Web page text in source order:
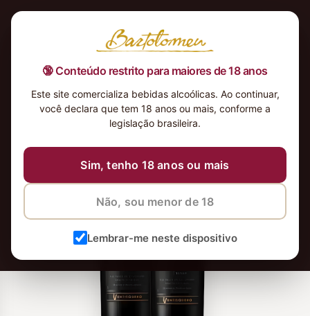
🔞 Conteúdo restrito para maiores de 18 anos
Este site comercializa bebidas alcoólicas. Ao continuar,
você declara que tem 18 anos ou mais, conforme a
legislação brasileira.
Sim, tenho 18 anos ou mais
Não, sou menor de 18
Lembrar-me neste dispositivo